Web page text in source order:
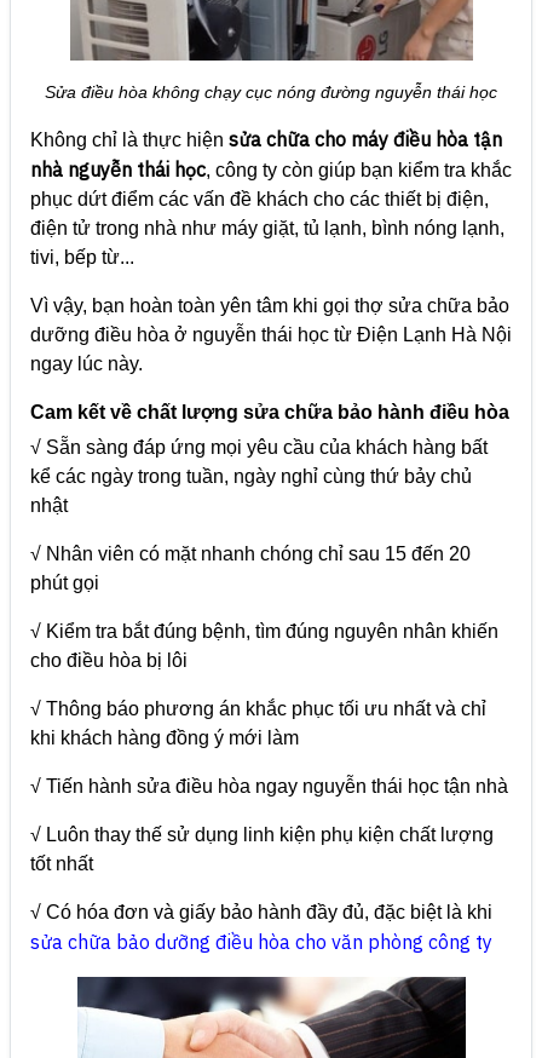
Sửa điều hòa không chạy cục nóng đường nguyễn thái học
Không chỉ là thực hiện sửa chữa cho máy điều hòa tận
nhà nguyễn thái học, công ty còn giúp bạn kiểm tra khắc
phục dứt điểm các vấn đề khách cho các thiết bị điện,
điện tử trong nhà như máy giặt, tủ lạnh, bình nóng lạnh,
tivi, bếp từ...
Vì vậy, bạn hoàn toàn yên tâm khi gọi thợ sửa chữa bảo
dưỡng điều hòa ở nguyễn thái học từ Điện Lạnh Hà Nội
ngay lúc này.
Cam kết về chất lượng sửa chữa bảo hành điều hòa
√ Sẵn sàng đáp ứng mọi yêu cầu của khách hàng bất
kể các ngày trong tuần, ngày nghỉ cùng thứ bảy chủ
nhật
√ Nhân viên có mặt nhanh chóng chỉ sau 15 đến 20
phút gọi
√ Kiểm tra bắt đúng bệnh, tìm đúng nguyên nhân khiến
cho điều hòa bị lôi
√ Thông báo phương án khắc phục tối ưu nhất và chỉ
khi khách hàng đồng ý mới làm
√ Tiến hành sửa điều hòa ngay nguyễn thái học tận nhà
√ Luôn thay thế sử dụng linh kiện phụ kiện chất lượng
tốt nhất
√ Có hóa đơn và giấy bảo hành đầy đủ, đặc biệt là khi
sửa chữa bảo dưỡng điều hòa cho văn phòng công ty